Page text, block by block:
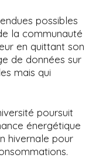
possibles
la communauté
en quittant son
de données sur
mais qui
poursuit
énergétique
hivernale pour